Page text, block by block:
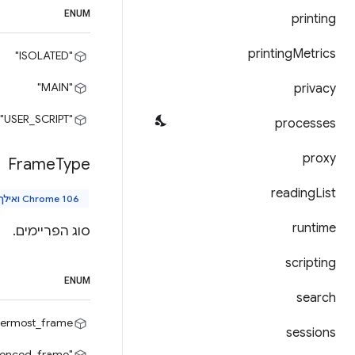
printing
printingMetrics
privacy
processes
proxy
readingList
runtime
scripting
search
sessions
ENUM
"ISOLATED"
"MAIN"
"USER_SCRIPT"
FrameType
Chrome 106 ואילך
סוג הפריימים.
ENUM